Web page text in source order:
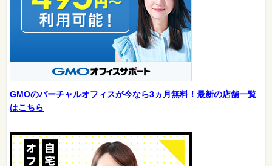
GMOのバーチャルオフィスが今なら3ヵ月無料！最新の店舗一覧
はこちら